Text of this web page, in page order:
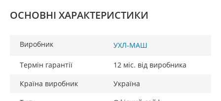
ОСНОВНІ ХАРАКТЕРИСТИКИ
Виробник УХЛ-МАШ
Термін гарантії
12 міс. від виробника
Країна виробник
Україна